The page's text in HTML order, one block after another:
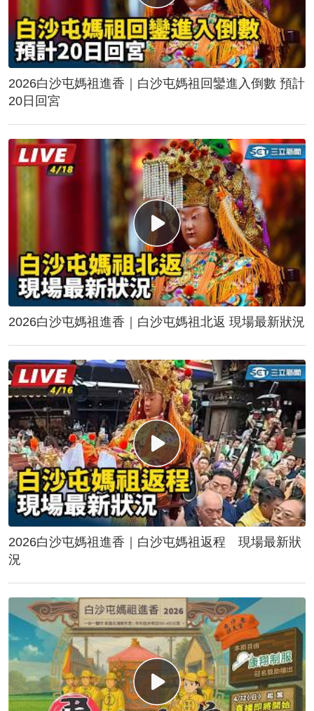
2026白沙屯媽祖進香｜白沙屯媽祖回鑾進入倒數 預計
20日回宮
2026白沙屯媽祖進香｜白沙屯媽祖北返 現場最新狀況
2026白沙屯媽祖進香｜白沙屯媽祖返程 現場最新狀
況